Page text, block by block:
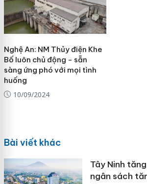
Nghệ An: NM Thủy điện Khe
Bố luôn chủ động - sẵn
sàng ứng phó với mọi tình
huống
10/09/2024
Bài viết khác
Tây Ninh
ngân sách